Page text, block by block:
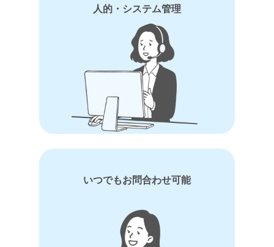
人的・システム管理
いつでもお問合わせ可能